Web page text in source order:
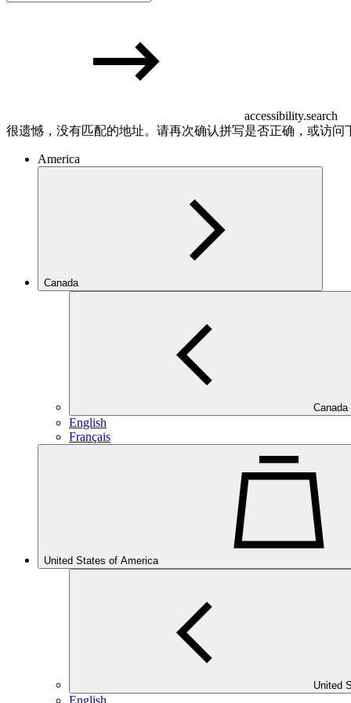
accessibility.search
很遗憾，没有匹配的地址。请再次确认拼写是否正确，或访问
America
Canada
Canada
English
Français
United States of America
United
English